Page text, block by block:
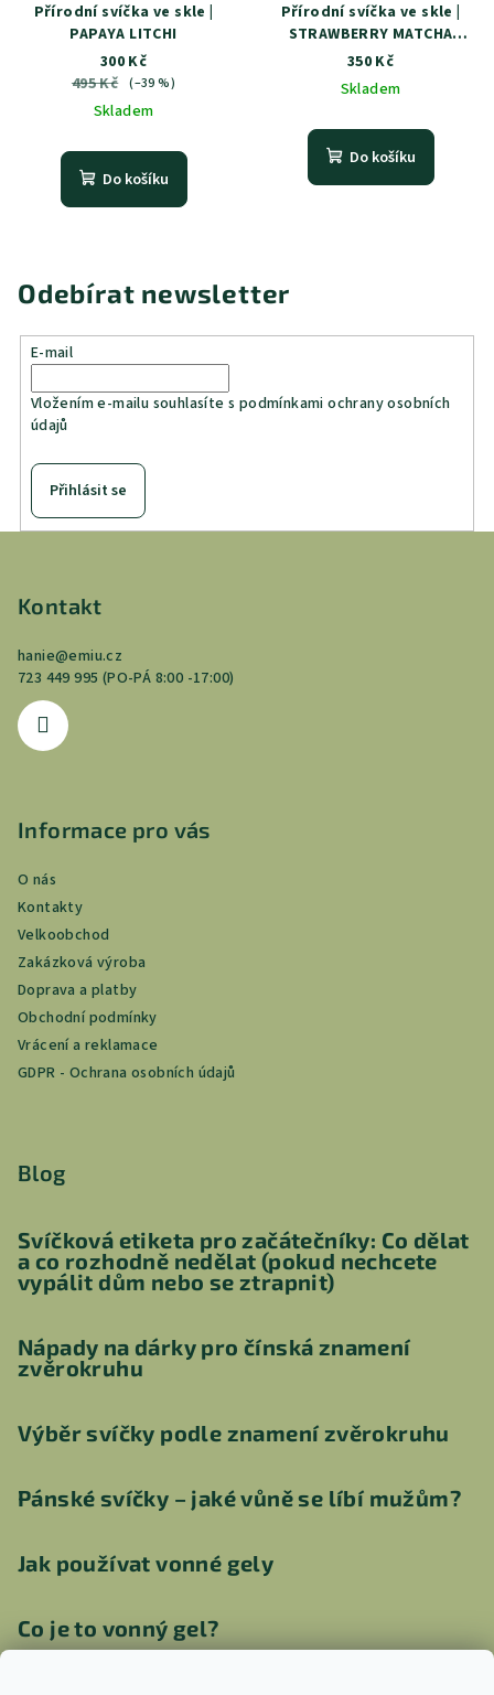
Přírodní svíčka ve skle |
PAPAYA LITCHI
300 Kč
495 Kč (–39 %)
Skladem
Do košíku
Přírodní svíčka ve skle |
STRAWBERRY MATCHA
LATTE
350 Kč
Skladem
Do košíku
Odebírat newsletter
E-mail
Vložením e-mailu souhlasíte s podmínkami ochrany osobních
údajů
Přihlásit se
Kontakt
hanie@emiu.cz
723 449 995 (PO-PÁ 8:00 -17:00)
Informace pro vás
O nás
Kontakty
Velkoobchod
Zakázková výroba
Doprava a platby
Obchodní podmínky
Vrácení a reklamace
GDPR - Ochrana osobních údajů
Blog
Svíčková etiketa pro začátečníky: Co dělat
a co rozhodně nedělat (pokud nechcete
vypálit dům nebo se ztrapnit)
Nápady na dárky pro čínská znamení
zvěrokruhu
Výběr svíčky podle znamení zvěrokruhu
Pánské svíčky – jaké vůně se líbí mužům?
Jak používat vonné gely
Co je to vonný gel?